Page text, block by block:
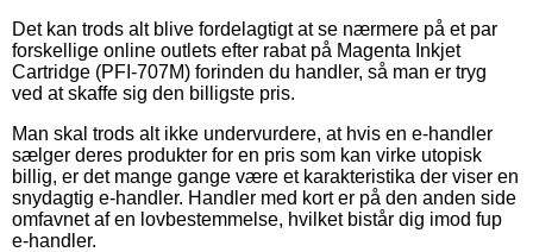
Det kan trods alt blive fordelagtigt at se nærmere på et par
forskellige online outlets efter rabat på Magenta Inkjet
Cartridge (PFI-707M) forinden du handler, så man er tryg
ved at skaffe sig den billigste pris.
Man skal trods alt ikke undervurdere, at hvis en e-handler
sælger deres produkter for en pris som kan virke utopisk
billig, er det mange gange være et karakteristika der viser en
snydagtig e-handler. Handler med kort er på den anden side
omfavnet af en lovbestemmelse, hvilket bistår dig imod fup
e-handler.